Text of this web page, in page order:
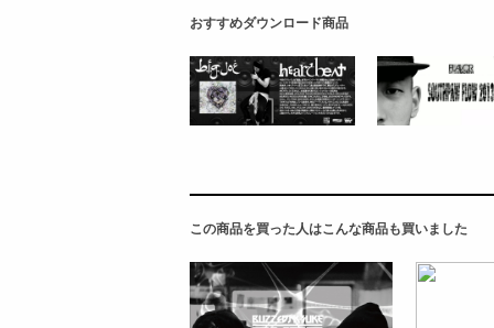
おすすめダウンロード商品
この商品を買った人はこんな商品も買いました